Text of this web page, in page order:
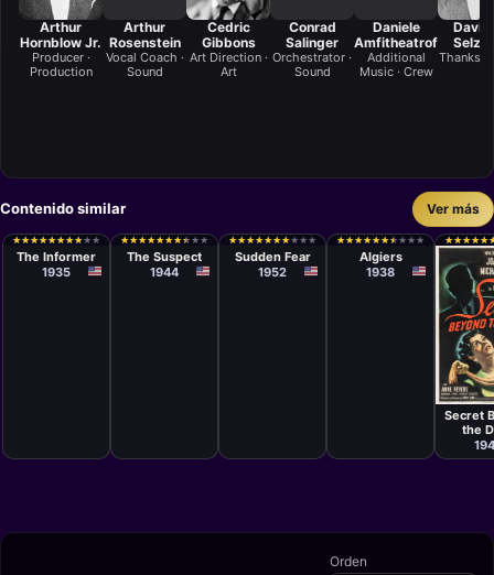
Arthur
Hornblow Jr.
Producer ·
Production
Arthur
Rosenstein
Vocal Coach ·
Sound
Cedric
Gibbons
Art Direction ·
Art
Conrad
Salinger
Orchestrator ·
Sound
Daniele
Amfitheatrof
Additional
Music · Crew
David
Thanks ·
Contenido similar Ver más
★
★★
★★
★★
★★
★★
★★
★★
★★
★ ★
★
John Ford
The Informer
1935
★
★★
★★
★★
★★
★★
★★
★★
★ ★
★ ★
★
Robert
Siodmak
The Suspect
1944
★
★★
★★
★★
★★
★★
★★
★★
★ ★
★ ★
★
David Miller
Sudden Fear
1952
★
★★
★★
★★
★★
★★
★★
★ ★
★ ★
★ ★
★
John
Cromwell
Algiers
1938
★
★★
★★
★★
★★
★
Fritz
Secret
the
Orden